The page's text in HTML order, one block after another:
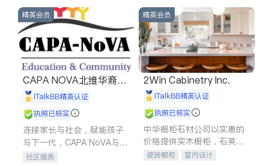
建筑合同、刑事案件全包办
信托/遗嘱
商业
索赔
律师-其它 保释
精英会员
CAPA NOVA北维华裔家
长会iTalkBB精英认证
执照已核实
连接家长与社会，赋能孩子
与下一代，CAPA NoVA与您
携手建设包容、公平、充满
社区服务
精英会员
2Win Cabinetry Inc.
iTalkBB精英认证
执照已核实
中华橱柜石材公司以实惠的
价格提供实木橱柜，石英石
台面，多种优质不锈钢水
瓷砖橱柜
室内设计